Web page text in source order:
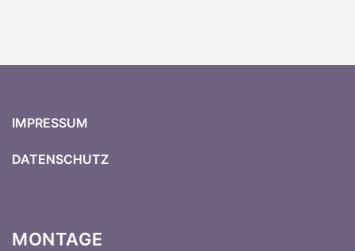
IMPRESSUM
DATENSCHUTZ
MONTAGE